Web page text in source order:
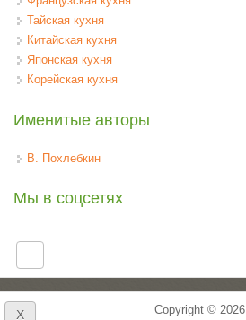
X
Тайская кухня
Китайская кухня
Японская кухня
Корейская кухня
Именитые авторы
В. Похлебкин
Мы в соцсетях
Copyright © 2026,